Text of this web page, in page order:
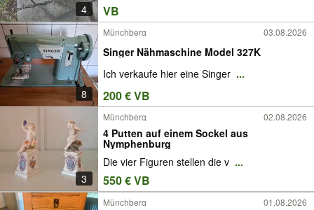
4 VB
8
Münchberg 03.08.2026
Singer Nähmaschine Model 327K
Ich verkaufe hier eine Singer ...
200 € VB
3
Münchberg 02.08.2026
4 Putten auf einem Sockel aus
Nymphenburg
Die vier Figuren stellen die v ...
550 € VB
Münchberg 01.08.2026